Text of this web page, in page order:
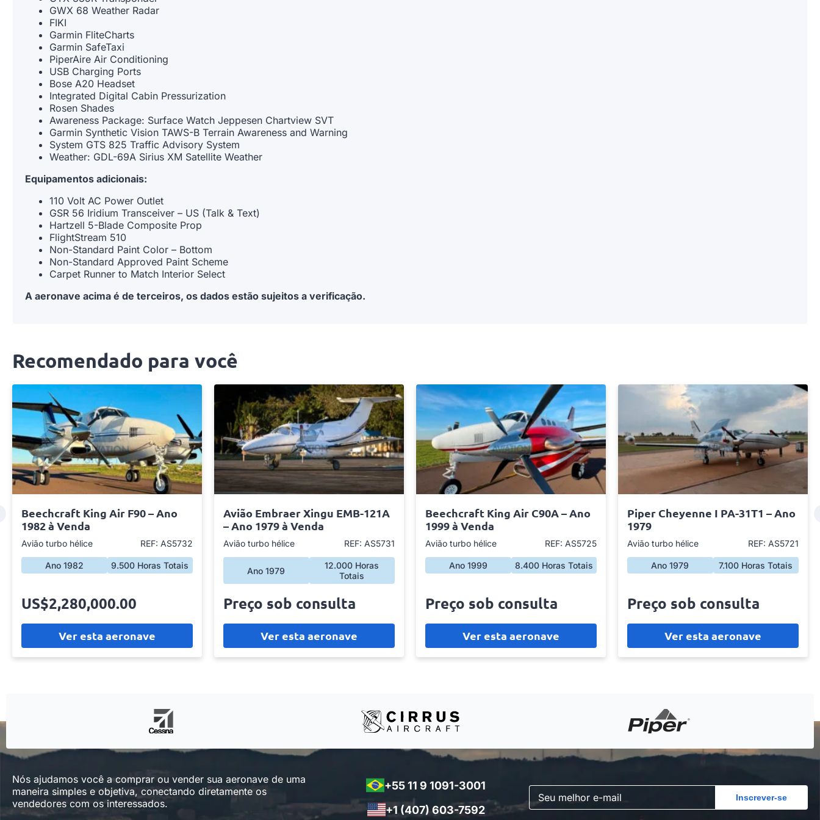
GWX 68 Weather Radar
FIKI
Garmin FliteCharts
Garmin SafeTaxi
PiperAire Air Conditioning
USB Charging Ports
Bose A20 Headset
Integrated Digital Cabin Pressurization
Rosen Shades
Awareness Package: Surface Watch Jeppesen Chartview SVT
Garmin Synthetic Vision TAWS-B Terrain Awareness and Warning
System GTS 825 Traffic Advisory System
Weather: GDL-69A Sirius XM Satellite Weather
Equipamentos adicionais:
110 Volt AC Power Outlet
GSR 56 Iridium Transceiver – US (Talk & Text)
Hartzell 5-Blade Composite Prop
FlightStream 510
Non-Standard Paint Color – Bottom
Non-Standard Approved Paint Scheme
Carpet Runner to Match Interior Select
A aeronave acima é de terceiros, os dados estão sujeitos a verificação.
Recomendado para você
Beechcraft King Air F90 – Ano
1982 à Venda
Avião turbo hélice REF: AS5732
Ano 1982 9.500 Horas Totais
Ver esta aeronave
US$2,280,000.00
Avião Embraer Xingu EMB-121A
– Ano 1979 à Venda
Avião turbo hélice REF: AS5731
Ano 1979
12.000 Horas
Totais
Ver esta aeronave
Preço sob consulta
Beechcraft King Air C90A – Ano
1999 à Venda
Avião turbo hélice REF: AS5725
Ano 1999 8.400 Horas Totais
Ver esta aeronave
Preço sob consulta
Piper Cheyenne I PA-31T1 – Ano
1979
Avião turbo hélice REF: AS5721
Ano 1979 7.100 Horas Totais
Ver esta aeronave
Preço sob consulta
Nós ajudamos você a comprar ou vender sua aeronave de uma
maneira simples e objetiva, conectando diretamente os
vendedores com os interessados.
+55 11 9 1091-3001
+1 (407) 603-7592
Inscrever-se